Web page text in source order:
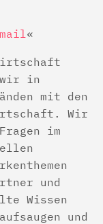
in
mit den
Wir
im
und
Wissen
und